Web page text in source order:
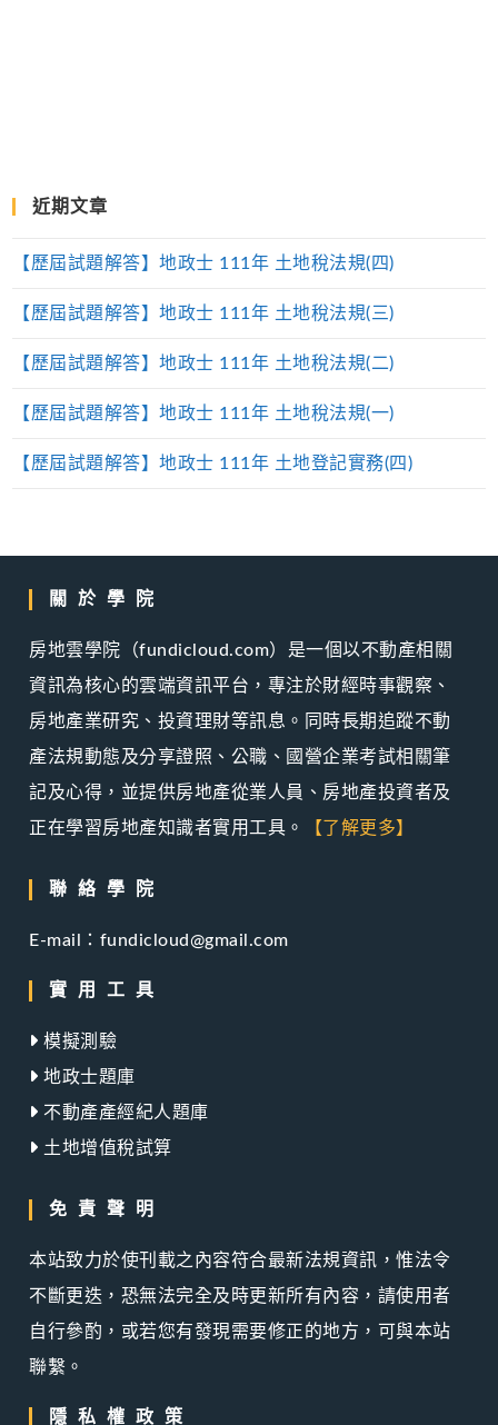
近期文章
【歷屆試題解答】地政士 111年 土地稅法規(四)
【歷屆試題解答】地政士 111年 土地稅法規(三)
【歷屆試題解答】地政士 111年 土地稅法規(二)
【歷屆試題解答】地政士 111年 土地稅法規(一)
【歷屆試題解答】地政士 111年 土地登記實務(四)
關於學院
房地雲學院（fundicloud.com）是一個以不動產相關
資訊為核心的雲端資訊平台，專注於財經時事觀察、
房地產業研究、投資理財等訊息。同時長期追蹤不動
產法規動態及分享證照、公職、國營企業考試相關筆
記及心得，並提供房地產從業人員、房地產投資者及
正在學習房地產知識者實用工具。
【了解更多】
聯絡學院
E-mail：fundicloud@gmail.com
實用工具
模擬測驗
地政士題庫
不動產產經紀人題庫
土地增值稅試算
免責聲明
本站致力於使刊載之內容符合最新法規資訊，惟法令
不斷更迭，恐無法完全及時更新所有內容，請使用者
自行參酌，或若您有發現需要修正的地方，可與本站
聯繫。
隱私權政策